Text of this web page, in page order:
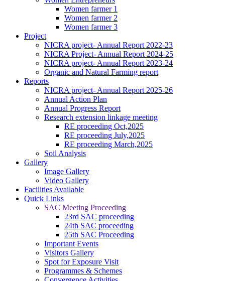
Women farmer 1
Women farmer 2
Women farmer 3
Project
NICRA project- Annual Report 2022-23
NICRA Project- Annual Report 2024-25
NICRA project- Annual Report 2023-24
Organic and Natural Farming report
Reports
NICRA project- Annual Report 2025-26
Annual Action Plan
Annual Progress Report
Research extension linkage meeting
RE proceeding Oct,2025
RE proceeding July,2025
RE proceeding March,2025
Soil Analysis
Gallery
Image Gallery
Video Gallery
Facilities Available
Quick Links
SAC Meeting Proceeding
23rd SAC proceeding
24th SAC proceeding
25th SAC Proceeding
Important Events
Visitors Gallery
Spot for Exposure Visit
Programmes & Schemes
କପାର ସଙ୍କର କିସମ ପାଇଁ ଜେଇ.କେ ଦୁର୍ଗା, ଅଟଳ,ଧାନୋ, ଗବର, ଶ୍ରୀ